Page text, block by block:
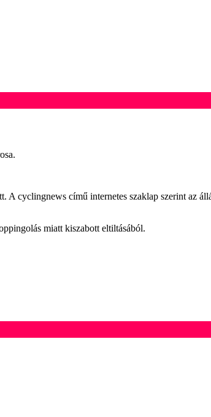
A cyclingnews című internetes szaklap szerint az
miatt kiszabott eltiltásából.